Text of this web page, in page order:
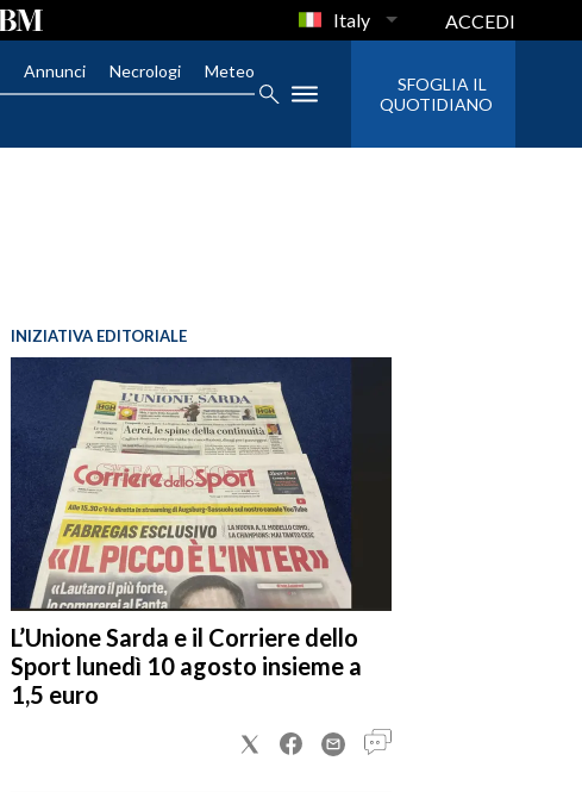
Italy ACCEDI
Annunci Necrologi Meteo
SFOGLIA IL
QUOTIDIANO
INIZIATIVA EDITORIALE
L’Unione Sarda e il Corriere dello
Sport lunedì 10 agosto insieme a
1,5 euro